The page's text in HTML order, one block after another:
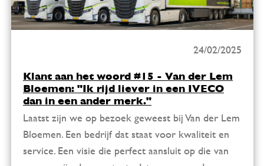
24/02/2025
Klant aan het woord #15 - Van der Lem
Bloemen: "Ik rijd liever in een IVECO
dan in een ander merk."
Laatst zijn we op bezoek geweest bij Van der Lem
Bloemen. Een bedrijf dat staat voor kwaliteit en
service. Een visie die perfect aansluit op die van